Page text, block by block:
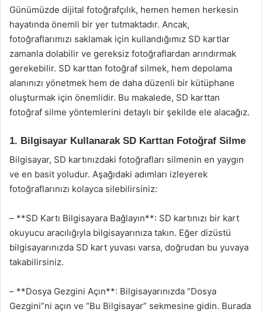
Günümüzde dijital fotoğrafçılık, hemen hemen herkesin
hayatında önemli bir yer tutmaktadır. Ancak,
fotoğraflarımızı saklamak için kullandığımız SD kartlar
zamanla dolabilir ve gereksiz fotoğraflardan arındırmak
gerekebilir. SD karttan fotoğraf silmek, hem depolama
alanınızı yönetmek hem de daha düzenli bir kütüphane
oluşturmak için önemlidir. Bu makalede, SD karttan
fotoğraf silme yöntemlerini detaylı bir şekilde ele alacağız.
1. Bilgisayar Kullanarak SD Karttan Fotoğraf Silme
Bilgisayar, SD kartınızdaki fotoğrafları silmenin en yaygın
ve en basit yoludur. Aşağıdaki adımları izleyerek
fotoğraflarınızı kolayca silebilirsiniz:
– **SD Kartı Bilgisayara Bağlayın**: SD kartınızı bir kart
okuyucu aracılığıyla bilgisayarınıza takın. Eğer dizüstü
bilgisayarınızda SD kart yuvası varsa, doğrudan bu yuvaya
takabilirsiniz.
– **Dosya Gezgini Açın**: Bilgisayarınızda “Dosya
Gezgini”ni açın ve “Bu Bilgisayar” sekmesine gidin. Burada